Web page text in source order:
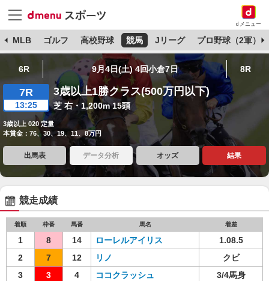
dメニュー
MLB ゴルフ 高校野球 競馬 Jリーグ プロ野球（2軍）
6R 9月4日(土) 4回小倉7日 8R
7R
13:25
3歳以上1勝クラス(500万円以下)
芝 右・1,200m 15頭
3歳以上 020 定量
本賞金：76、30、19、11、8万円
出馬表 データ分析 オッズ 結果
競走成績
着順 枠番 馬番 馬名 着差
1 8 14 ローレルアイリス
1.08.5
2
7 12 リノ
クビ
3
3 4 ココクラッシュ
3/4馬身